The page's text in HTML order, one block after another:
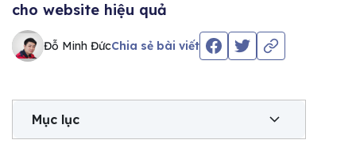
cho website hiệu quả
Đỗ Minh ĐứcChia sẻ bài viết
Mục lục